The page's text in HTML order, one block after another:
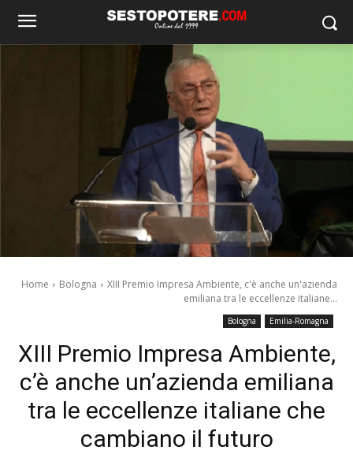
Home Bologna
XIII Premio Impresa Ambiente, c'è anche un'azienda
emiliana tra le eccellenze italiane...
Bologna Emilia-Romagna
XIII Premio Impresa Ambiente,
c’è anche un’azienda emiliana
tra le eccellenze italiane che
cambiano il futuro